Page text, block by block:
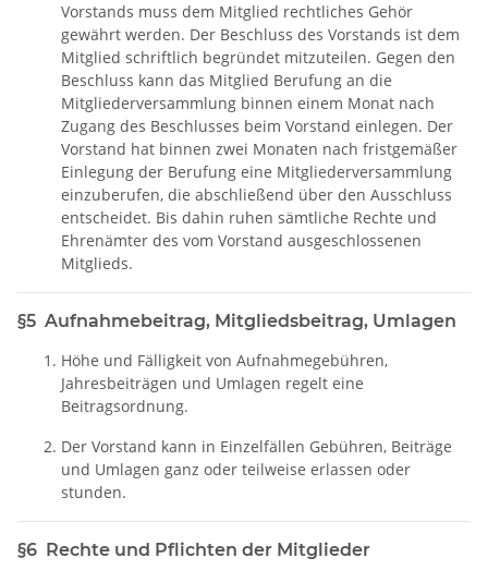
Vorstands muss dem Mitglied rechtliches Gehör
gewährt werden. Der Beschluss des Vorstands ist dem
Mitglied schriftlich begründet mitzuteilen. Gegen den
Beschluss kann das Mitglied Berufung an die
Mitgliederversammlung binnen einem Monat nach
Zugang des Beschlusses beim Vorstand einlegen. Der
Vorstand hat binnen zwei Monaten nach fristgemäßer
Einlegung der Berufung eine Mitgliederversammlung
einzuberufen, die abschließend über den Ausschluss
entscheidet. Bis dahin ruhen sämtliche Rechte und
Ehrenämter des vom Vorstand ausgeschlossenen
Mitglieds.
§5 Aufnahmebeitrag, Mitgliedsbeitrag, Umlagen
Höhe und Fälligkeit von Aufnahmegebühren,
Jahresbeiträgen und Umlagen regelt eine
Beitragsordnung.
Der Vorstand kann in Einzelfällen Gebühren, Beiträge
und Umlagen ganz oder teilweise erlassen oder
stunden.
§6 Rechte und Pflichten der Mitglieder